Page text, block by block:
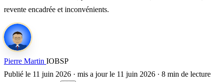
revente encadrée et inconvénients.
Pierre Martin IOBSP
Publié le 11 juin 2026 · mis a jour le 11 juin 2026 · 8 min de lecture